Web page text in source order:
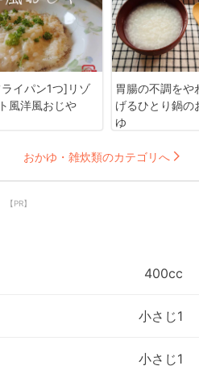
イパン1つ]リゾ
風洋風おじや
胃腸の不調をや
げるひとり鍋の
ゆ
おかゆ・雑炊類のカテゴリへ
【PR】
400cc
小さじ1
小さじ1